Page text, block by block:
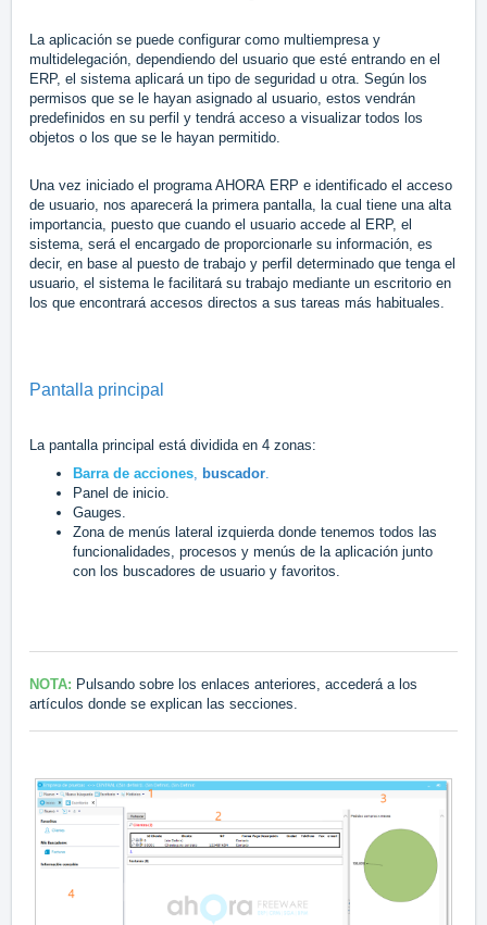
La aplicación se puede configurar como multiempresa y
multidelegación, dependiendo del usuario que esté entrando en el
ERP, el sistema aplicará un tipo de seguridad u otra. Según los
permisos que se le hayan asignado al usuario, estos vendrán
predefinidos en su perfil y tendrá acceso a visualizar todos los
objetos o los que se le hayan permitido.
Una vez iniciado el programaAHORA ERP e identificado el acceso
de usuario, nos aparecerá la primera pantalla, la cual tiene una alta
importancia, puesto que cuando el usuario accede al ERP, el
sistema, será el encargado de proporcionarle su información, es
decir, en base al puesto de trabajo y perfil determinado que tenga el
usuario, el sistema le facilitará su trabajo mediante un escritorio en
los que encontrará accesos directos a sus tareas más habituales.
Pantalla principal
La pantalla principal está dividida en 4 zonas:
Barra de acciones, buscador.
Panel de inicio.
Gauges.
Zona de menús lateral izquierda donde tenemos todos las
funcionalidades, procesos y menús de la aplicación junto
con los buscadores de usuario y favoritos.
NOTA: Pulsando sobre los enlaces anteriores, accederá a los
artículos donde se explican las secciones.